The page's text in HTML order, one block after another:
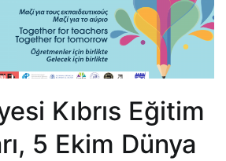
Kıbrıs Eğitim
5 Ekim Dünya